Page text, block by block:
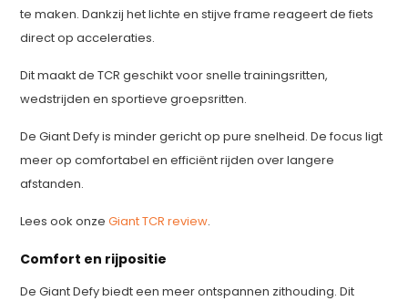
te maken. Dankzij het lichte en stijve frame reageert de fiets
direct op acceleraties.
Dit maakt de TCR geschikt voor snelle trainingsritten,
wedstrijden en sportieve groepsritten.
De Giant Defy is minder gericht op pure snelheid. De focus ligt
meer op comfortabel en efficiënt rijden over langere
afstanden.
Lees ook onzeGiant TCR review.
Comfort en rijpositie
De Giant Defy biedt een meer ontspannen zithouding. Dit